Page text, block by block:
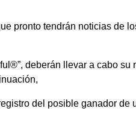
pronto tendrán noticias de
deberán llevar a cabo su
del posible ganador de